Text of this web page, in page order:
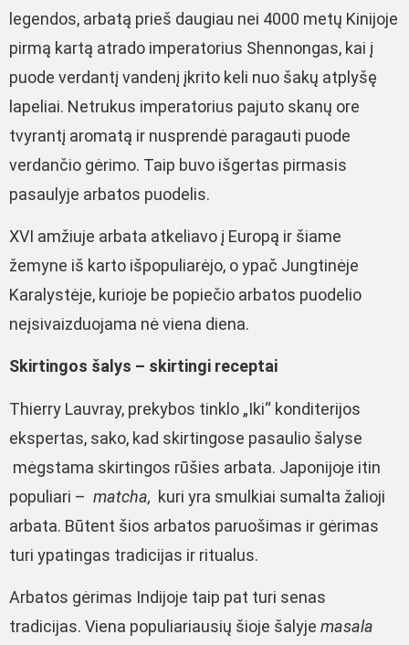
legendos, arbatą prieš daugiau nei 4000 metų Kinijoje
pirmą kartą atrado imperatorius Shennongas, kai į
puode verdantį vandenį įkrito keli nuo šakų atplyšę
lapeliai. Netrukus imperatorius pajuto skanų ore
tvyrantį aromatą ir nusprendė paragauti puode
verdančio gėrimo. Taip buvo išgertas pirmasis
pasaulyje arbatos puodelis.
XVI amžiuje arbata atkeliavo į Europą ir šiame
žemyne iš karto išpopuliarėjo, o ypač Jungtinėje
Karalystėje, kurioje be popiečio arbatos puodelio
neįsivaizduojama nė viena diena.
Skirtingos šalys – skirtingi receptai
Thierry Lauvray, prekybos tinklo „Iki“ konditerijos
ekspertas, sako, kad skirtingose pasaulio šalyse
mėgstama skirtingos rūšies arbata. Japonijoje itin
populiari – matcha, kuri yra smulkiai sumalta žalioji
arbata. Būtent šios arbatos paruošimas ir gėrimas
turi ypatingas tradicijas ir ritualus.
Arbatos gėrimas Indijoje taip pat turi senas
tradicijas. Viena populiariausių šioje šalyje masala